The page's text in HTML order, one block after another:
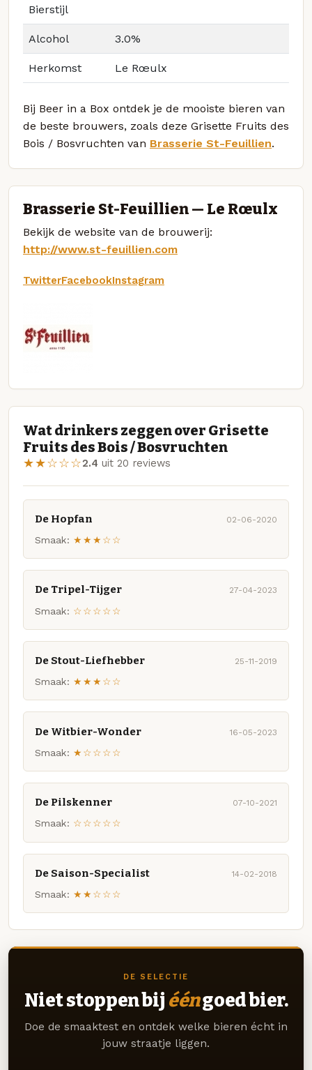
Bierstijl
Alcohol 3.0%
Herkomst Le Rœulx
Bij Beer in a Box ontdek je de mooiste bieren van
de beste brouwers, zoals deze Grisette Fruits des
Bois / Bosvruchten van Brasserie St-Feuillien.
Brasserie St-Feuillien — Le Rœulx
Bekijk de website van de brouwerij:
http://www.st-feuillien.com
TwitterFacebookInstagram
Wat drinkers zeggen over Grisette
Fruits des Bois / Bosvruchten
★★☆☆☆2.4 uit 20 reviews
De Hopfan 02-06-2020
Smaak: ★★★☆☆
De Tripel-Tijger 27-04-2023
Smaak: ☆☆☆☆☆
De Stout-Liefhebber 25-11-2019
Smaak: ★★★☆☆
De Witbier-Wonder 16-05-2023
Smaak: ★☆☆☆☆
De Pilskenner 07-10-2021
Smaak: ☆☆☆☆☆
De Saison-Specialist 14-02-2018
Smaak: ★★☆☆☆
DE SELECTIE
Niet stoppen bij ééngoed bier.
Doe de smaaktest en ontdek welke bieren écht in
jouw straatje liggen.